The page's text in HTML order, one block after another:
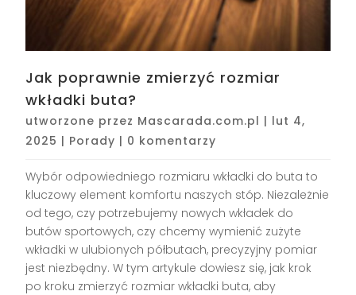
Jak poprawnie zmierzyć rozmiar
wkładki buta?
utworzone przez Mascarada.com.pl | lut 4,
2025 | Porady | 0 komentarzy
Wybór odpowiedniego rozmiaru wkładki do buta to
kluczowy element komfortu naszych stóp. Niezależnie
od tego, czy potrzebujemy nowych wkładek do
butów sportowych, czy chcemy wymienić zużyte
wkładki w ulubionych półbutach, precyzyjny pomiar
jest niezbędny. W tym artykule dowiesz się, jak krok
po kroku zmierzyć rozmiar wkładki buta, aby